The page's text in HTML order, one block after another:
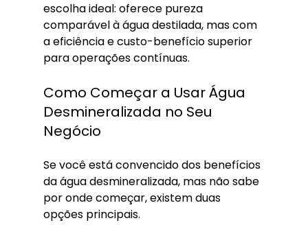
escolha ideal: oferece pureza
comparável à água destilada, mas com
a eficiência e custo-benefício superior
para operações contínuas.
Como Começar a Usar Água
Desmineralizada no Seu
Negócio
Se você está convencido dos benefícios
da água desmineralizada, mas não sabe
por onde começar, existem duas
opções principais.